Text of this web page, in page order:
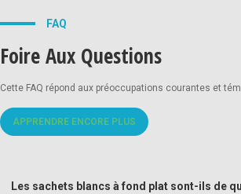
FAQ
Foire Aux Questions
Cette FAQ répond aux préoccupations courantes et
APPRENDRE ENCORE PLUS
Les sachets blancs à fond plat sont-ils de